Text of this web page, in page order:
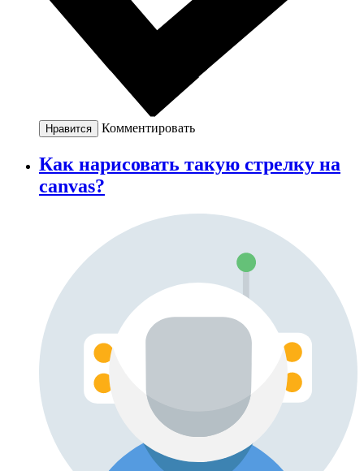
Нравится Комментировать
Как нарисовать такую стрелку на
canvas?